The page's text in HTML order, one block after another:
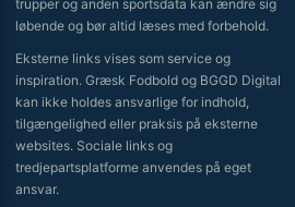
trupper og anden sportsdata kan ændre sig
løbende og bør altid læses med forbehold.
Eksterne links vises som service og
inspiration. Græsk Fodbold og BGGD Digital
kan ikke holdes ansvarlige for indhold,
tilgængelighed eller praksis på eksterne
websites. Sociale links og
tredjepartsplatforme anvendes på eget
ansvar.